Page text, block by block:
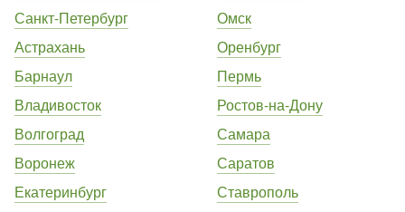
Санкт-Петербург
Астрахань
Барнаул
Владивосток
Волгоград
Воронеж
Екатеринбург
Омск
Оренбург
Пермь
Ростов-на-Дону
Самара
Саратов
Ставрополь